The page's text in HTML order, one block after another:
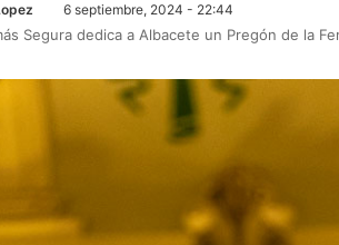
6 septiembre, 2024 - 22:44
Segura dedica a Albacete un Pregón de la